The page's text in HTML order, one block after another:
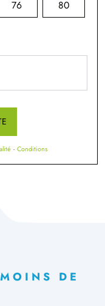
76 80
- Conditions
DE